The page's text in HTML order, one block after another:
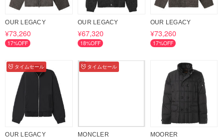
OUR LEGACY
¥73,260
17%OFF
OUR LEGACY
¥67,320
18%OFF
OUR LEGACY
¥73,260
17%OFF
タイムセール
OUR LEGACY
タイムセール
MONCLER MOORER